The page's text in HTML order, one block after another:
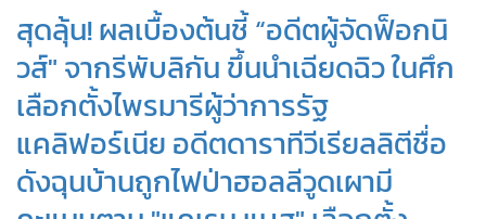
ผู้จัดการรายวัน
• คอลัมนิสต์
• ละคร
• CbizReview
• Cyber BIZ
• ผู้จัดกวน
สุดลุ้น! ผลเบื้องต้นชี้ “อดีตผู้จัดฟ็อกนิ
วส์" จากรีพับลิกัน ขึ้นนำเฉียดฉิว ในศึก
เลือกตั้งไพรมารีผู้ว่าการรัฐ
แคลิฟอร์เนีย อดีตดาราทีวีเรียลลิตีชื่อ
ดังฉุนบ้านถูกไฟป่าฮอลลีวูดเผามี